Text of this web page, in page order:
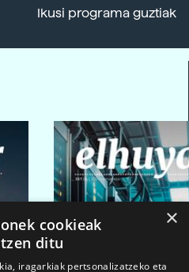
Ikusi programa guztiak
×
cookieak
ditu
iragarkiak pertsonalizatzeko eta